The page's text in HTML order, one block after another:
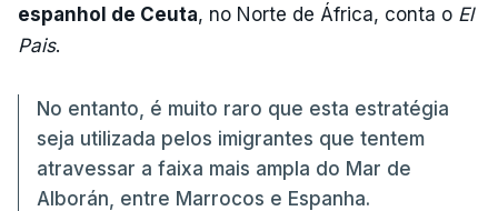
espanhol de Ceuta, no Norte de África, conta o El
Pais.
No entanto, é muito raro que esta estratégia
seja utilizada pelos imigrantes que tentem
atravessar a faixa mais ampla do Mar de
Alborán, entre Marrocos e Espanha.